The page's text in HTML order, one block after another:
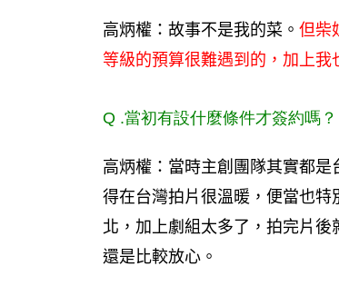
高炳權：故事不是我的菜。 但柴
等級的預算很難遇到的，加上我
Q .當初有設什麼條件才簽約嗎？
高炳權：當時主創團隊其實都
得在台灣拍片很溫暖，便當也
北，加上劇組太多了，拍完片
還是比較放心。